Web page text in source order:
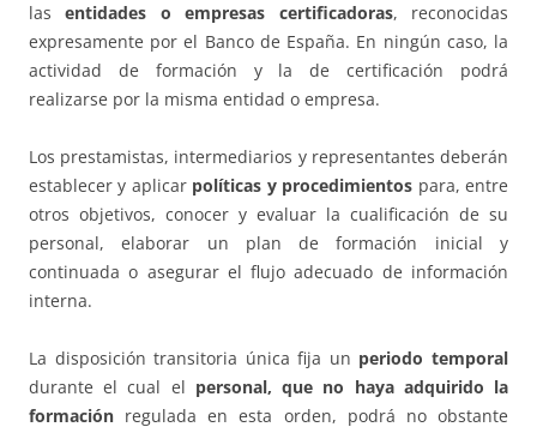
lasentidades o empresas certificadoras, reconocidas
expresamente por el Banco de España. En ningún caso, la
actividad de formación y la de certificación podrá
realizarse por la misma entidad o empresa.
Los prestamistas, intermediarios y representantes deberán
establecer y aplicar políticas y procedimientos para, entre
otros objetivos, conocer y evaluar la cualificación de su
personal, elaborar un plan de formación inicial y
continuada o asegurar el flujo adecuado de información
interna.
La disposición transitoria única fija un periodo temporal
durante el cual el personal, que no haya adquirido la
formación regulada en esta orden, podrá no obstante